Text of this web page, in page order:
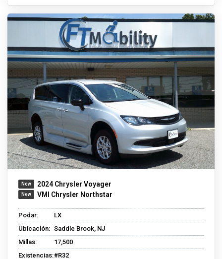
2024 Chrysler Voyager
VMI Chrysler Northstar
Podar:
LX
Ubicación: Saddle Brook, NJ
Millas:
17,500
Existencias:#R32